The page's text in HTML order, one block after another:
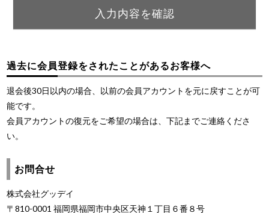
過去に会員登録をされたことがあるお客様へ
退会後30日以内の場合、以前の会員アカウントを元に戻すことが可
能です。
会員アカウントの復元をご希望の場合は、下記までご連絡くださ
い。
お問合せ
株式会社グッデイ
〒810-0001 福岡県福岡市中央区天神１丁目６番８号